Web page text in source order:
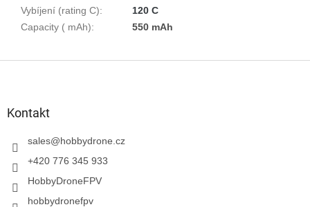
Vybíjení (rating C):
120 C
Capacity ( mAh): 550 mAh
Kontakt
sales@hobbydrone.cz
+420 776 345 933
HobbyDroneFPV
hobbydronefpv